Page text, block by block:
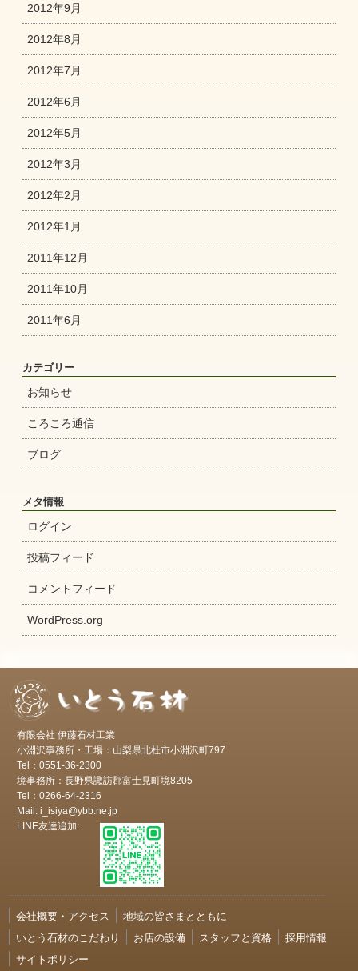
2012年9月
2012年8月
2012年7月
2012年6月
2012年5月
2012年3月
2012年2月
2012年1月
2011年12月
2011年10月
2011年6月
カテゴリー
お知らせ
ころころ通信
ブログ
メタ情報
ログイン
投稿フィード
コメントフィード
WordPress.org
有限会社 伊藤石材工業
小淵沢事務所・工場：山梨県北杜市小淵沢町797
Tel：0551-36-2300
境事務所：長野県諏訪郡富士見町境8205
Tel：0266-64-2316
Mail: i_isiya@ybb.ne.jp
LINE友達追加:
会社概要・アクセス
地域の皆さまとともに
いとう石材のこだわり
お店の設備 スタッフと資格
採用情報
サイトポリシー